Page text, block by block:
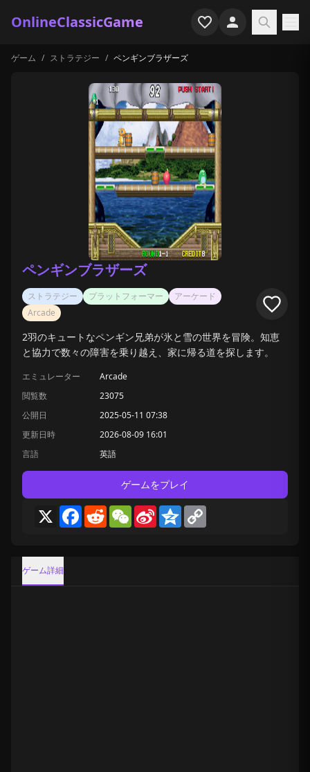
OnlineClassicGame
ホーム
シミュレーション
ゲーム特集
最近プレイ
ゲーム / ストラテジー / ペンギンブラザーズ
ペンギンブラザーズ
ストラテジー プラットフォーマー
アーケード
Arcade
2羽のキュートなペンギン兄弟が氷と雪の世界を冒険。知恵
と協力で数々の障害を乗り越え、家に帰る道を探します。
エミュレーター
Arcade
閲覧数
23075
公開日
2025-05-11 07:38
更新日時
2026-08-09 16:01
言語
英語
ゲームをプレイ
X Facebook
RedditWeChat
Sina
Weibo
Qzone
ゲーム詳細